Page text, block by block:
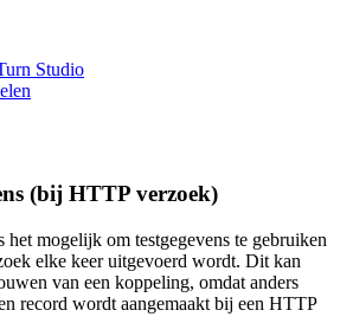
Studio
(bij HTTP verzoek)
mogelijk om testgegevens te gebruiken
elke keer uitgevoerd wordt. Dit kan
van een koppeling, omdat anders
record wordt aangemaakt bij een HTTP